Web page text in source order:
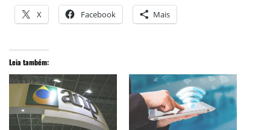
X Facebook Mais
Leia também: